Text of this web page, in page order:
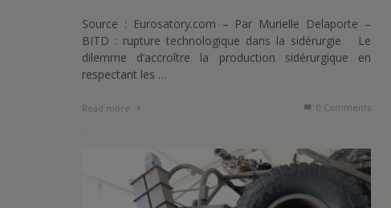
Source : Eurosatory.com – Par Murielle Delaporte –
BITD : rupture technologique dans la sidérurgie Le
dilemme d’accroître la production sidérurgique en
respectant les …
Read more 0 Comments